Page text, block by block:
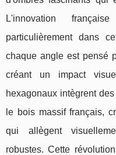
L'innovation
particulièrement dans
chaque angle est pensé
créant un impact
hexagonaux intègrent
le bois massif français,
qui allègent
robustes. Cette